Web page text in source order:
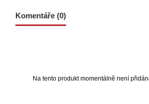
Komentáře (0)
Na tento produkt momentálně není